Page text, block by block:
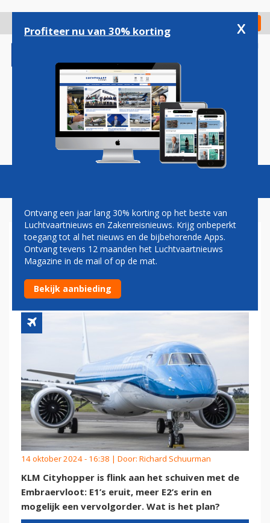
gaan
Check in
Magazine Podcasts Vacatures
BRAZILIAANSE SAMBA: KLM
CITYHOPPER GAAT EMBRAER-
VLOOT FLINK HERZIEN
14 oktober 2024 - 16:38 | Door: Richard Schuurman
KLM Cityhopper is flink aan het schuiven met de
Embraervloot: E1’s eruit, meer E2’s erin en
mogelijk een vervolgorder. Wat is het plan?
Profiteer nu van 30% korting x
Ontvang een jaar lang 30% korting op het beste van
Luchtvaartnieuws en Zakenreisnieuws. Krijg onbeperkt
toegang tot al het nieuws en de bijbehorende Apps.
Ontvang tevens 12 maanden het Luchtvaartnieuws
Magazine in de mail of op de mat.
Bekijk aanbieding